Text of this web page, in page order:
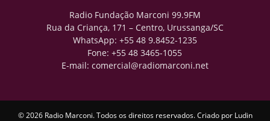
Radio Fundação Marconi 99.9FM
Rua da Criança, 171 – Centro, Urussanga/SC
WhatsApp: +55 48 9.8452-1235
Fone: +55 48 3465-1055
E-mail: comercial@radiomarconi.net
© 2026 Radio Marconi. Todos os direitos reservados. Criado por Ludin